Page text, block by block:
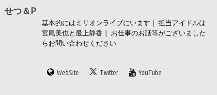
せつ＆P
基本的にはミリオンライブにいます｜ 担当アイドルは
宮尾美也と最上静香｜ お仕事のお話等がございました
らお問い合わせください
WebSite Twitter YouTube